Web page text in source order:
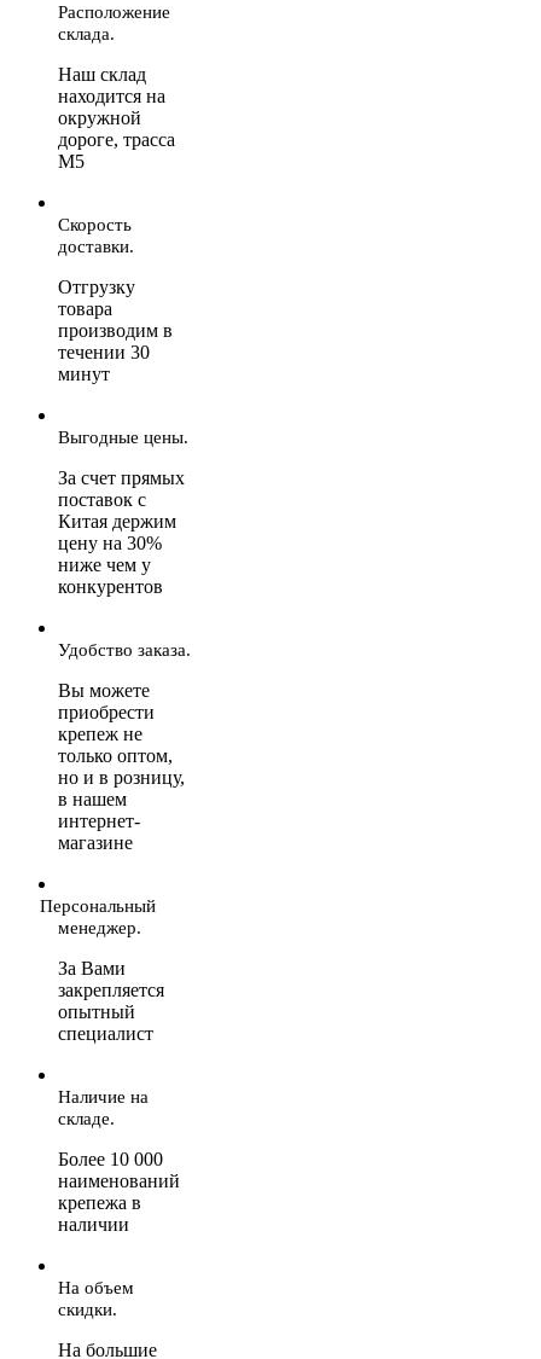
Расположение
склада.
Наш склад
находится на
окружной
дороге, трасса
М5
Скорость
доставки.
Отгрузку
товара
производим в
течении 30
минут
Выгодные цены.
За счет прямых
поставок с
Китая держим
цену на 30%
ниже чем у
конкурентов
Удобство заказа.
Вы можете
приобрести
крепеж не
только оптом,
но и в розницу,
в нашем
интернет-
магазине
Персональный
менеджер.
За Вами
закрепляется
опытный
специалист
Наличие на
складе.
Более 10 000
наименований
крепежа в
наличии
На объем
скидки.
На большие